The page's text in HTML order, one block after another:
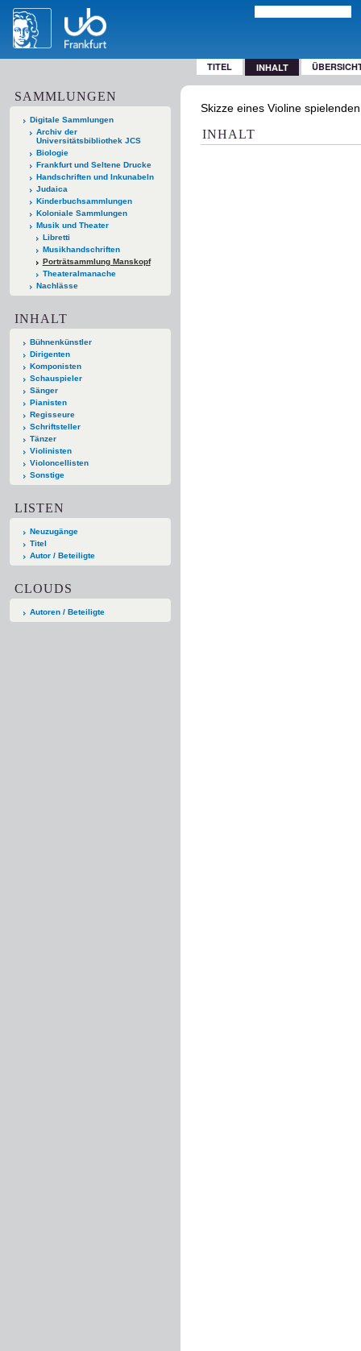
TITEL INHALT
SAMMLUNGEN
Digitale Sammlungen
Archiv der
Universitätsbibliothek JCS
Biologie
Frankfurt und Seltene Drucke
Handschriften und Inkunabeln
Judaica
Kinderbuchsammlungen
Koloniale Sammlungen
Musik und Theater
Libretti
Musikhandschriften
Porträtsammlung Manskopf
Theateralmanache
Nachlässe
INHALT
Bühnenkünstler
Dirigenten
Komponisten
Schauspieler
Sänger
Pianisten
Regisseure
Schriftsteller
Tänzer
Violinisten
Violoncellisten
Sonstige
LISTEN
Neuzugänge
Titel
Autor / Beteiligte
CLOUDS
Autoren / Beteiligte
Skizze eines Violine
INHALT